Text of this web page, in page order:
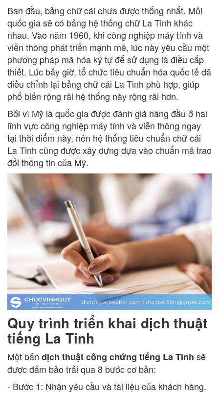
Ban đầu, bảng chữ cái chưa được thống nhất. Mỗi
quốc gia sẽ có bảng hệ thống chữ La Tinh khác
nhau. Vào năm 1960, khi công nghiệp máy tính và
viễn thông phát triển mạnh mẽ, lúc này yêu cầu một
phương pháp mã hóa ký tự để sử dụng là điều cấp
thiết. Lúc bấy giờ, tổ chức tiêu chuẩn hóa quốc tế đã
điều chỉnh lại bảng chữ cái La Tinh phù hợp, giúp
phổ biến rộng rãi hệ thống này rộng rãi hơn.
Bởi vì Mỹ là quốc gia được đánh giá hàng đầu ở hai
lĩnh vực công nghiệp máy tính và viễn thông ngay
tại thời điểm này, nên hệ thống tiêu chuẩn chữ cái
La Tinh cũng được xây dựng dựa vào chuẩn mã trao
đổi thông tin của Mỹ.
Quy trình triển khai dịch thuật
tiếng La Tinh
Một bản dịch thuật công chứng tiếng La Tinh sẽ
được đảm bảo trải qua 8 bước cơ bản:
- Bước 1: Nhận yêu cầu và tài liệu của khách hàng.